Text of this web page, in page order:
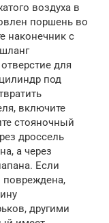
воздуха в
поршень во
наконечник с
для
под
включите
стояночный
дроссель
а через
Если
повреждена,
другими